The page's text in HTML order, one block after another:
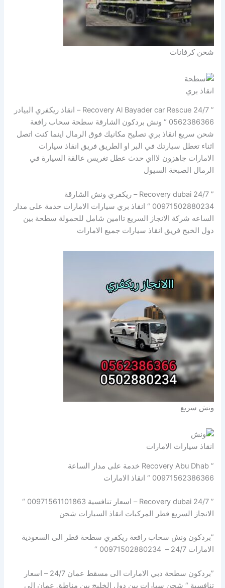
شحن كرفانات
انقاذ بري
” Recovery Al Bayader car Rescue 24/7 – انقاذ ريكفري البيادر
0562386366 “ ونش بردكون الشارقة سطحة سحاب رافعة
شحن سريع انقاذ بري تصليح مكانيك فوق الرمال اينما كنت اتصل
اثناء تعطل سيارتك في البر او الطريق فريق انقاذ سيارات
الامارات جاهزون لاااي حدث عطل تغريس عالقة السيارة في
الرمال الصبخة السيول
” Recovery dubai 24/7 – ريكفري ونش الشارقة
00971502880234 “ انقاذ بري سيارات الامارات خدمة على مدار
الساعه شركة الانجاز السريع تاامين شامل للحمولة سطحة بين
دول الخيج فريق انقاذ سيارات جميع الامارات
ونش سريع
انقاذ سيارات الامارات
” Recovery Abu Dhab خدمة على مدار الساعة
00971562386366 “ انقاذ الامارات
” Recovery dubai 24/7 – اسعار تنافسية 00971561101863 “
الانجاز السريع قطر المركبات انقاذ السيارات شحن
”بردكون ونش سحاب رافعة ريكفري سطحة قطر الى السعودية
الامارات 24/7 – 00971502880234 “
”بردكون سطحة دبي الامارات الى مسقط عمان 24/7 – اسعار
تنافسية “ شحن سيارات بين دول الخليج بين مناطق عمان الى